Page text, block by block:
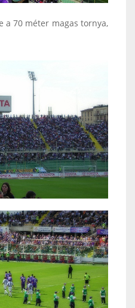
a 70 méter magas tornya,